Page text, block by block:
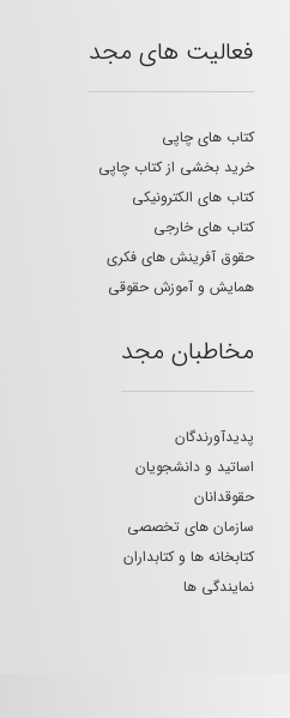
فعالیت های مجد
کتاب های چاپی
خرید بخشی از کتاب چاپی
کتاب های الکترونیکی
کتاب های خارجی
حقوق آفرینش های فکری
همایش و آموزش حقوقی
مخاطبان مجد
پدیدآورندگان
اساتید و دانشجویان
حقوقدانان
سازمان های تخصصی
کتابخانه ها و کتابداران
نمایندگی ها